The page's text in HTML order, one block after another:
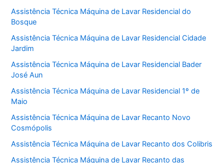
Assistência Técnica Máquina de Lavar Residencial do
Bosque
Assistência Técnica Máquina de Lavar Residencial Cidade
Jardim
Assistência Técnica Máquina de Lavar Residencial Bader
José Aun
Assistência Técnica Máquina de Lavar Residencial 1º de
Maio
Assistência Técnica Máquina de Lavar Recanto Novo
Cosmópolis
Assistência Técnica Máquina de Lavar Recanto dos Colibris
Assistência Técnica Máquina de Lavar Recanto das